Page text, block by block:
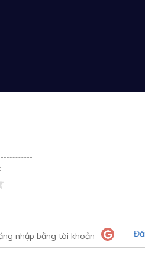
nhập bằng tài khoản